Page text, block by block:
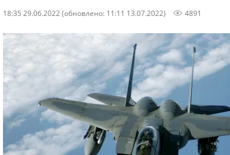
18:35 29.06.2022 (обновлено: 11:11 13.07.2022) 4891